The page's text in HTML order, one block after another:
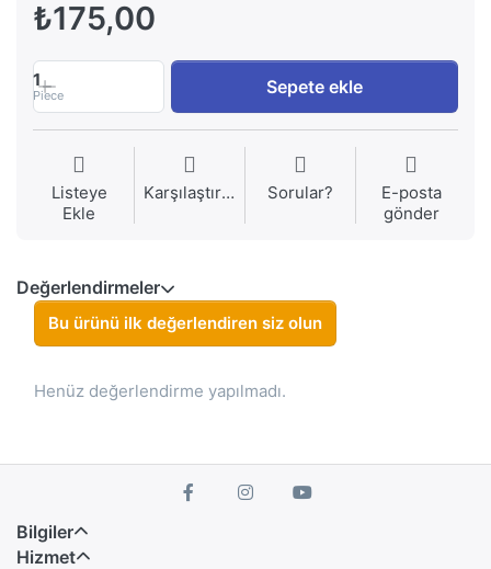
₺175,00
1
Piece Sepete ekle
Listeye
Ekle
Karşılaştırma Sorular?
E-posta
gönder
Değerlendirmeler
Bu ürünü ilk değerlendiren siz olun
Henüz değerlendirme yapılmadı.
Bilgiler
Hizmet